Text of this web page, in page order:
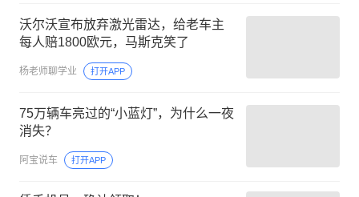
沃尔沃宣布放弃激光雷达，给老车主
每人赔1800欧元，马斯克笑了
杨老师聊学业 打开APP
75万辆车亮过的“小蓝灯”，为什么一夜
消失？
阿宝说车 打开APP